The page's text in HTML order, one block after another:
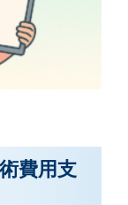
費用支